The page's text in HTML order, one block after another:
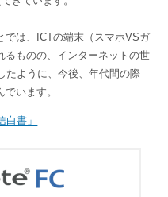
では、ICTの端末（スマホVSガ
るものの、インターネットの世
たように、今後、年代間の際
います。
書」